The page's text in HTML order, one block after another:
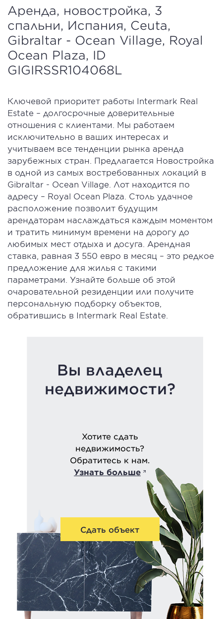
Аренда, новостройка, 3
спальни, Испания, Ceuta,
Gibraltar - Ocean Village, Royal
Ocean Plaza, ID
GIGIRSSR104068L
Ключевой приоритет работы Intermark Real
Estate – долгосрочные доверительные
отношения с клиентами. Мы работаем
исключительно в ваших интересах и
учитываем все тенденции рынка аренда
зарубежных стран. Предлагается Новостройка
в одной из самых востребованных локаций в
Gibraltar - Ocean Village. Лот находится по
адресу – Royal Ocean Plaza. Столь удачное
расположение позволит будущим
арендаторам наслаждаться каждым моментом
и тратить минимум времени на дорогу до
любимых мест отдыха и досуга. Арендная
ставка, равная 3 550 евро в месяц – это редкое
предложение для жилья с такими
параметрами. Узнайте больше об этой
очаровательной резиденции или получите
персональную подборку объектов,
обратившись в Intermark Real Estate.
Вы владелец
недвижимости?
Хотите сдать
недвижимость?
Обратитесь к нам.
Узнать больше
Сдать объект